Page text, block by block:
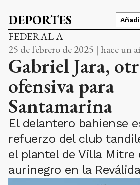
DEPORTES
FEDERAL A
25 de febrero de 2025 | hace un
Gabriel Jara,
ofensiva para
Santamarina
El delantero bahiense
refuerzo del club
el plantel de Villa Mitre
aurinegro en la